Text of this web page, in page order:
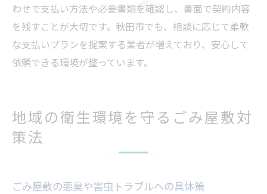
わせで支払い方法や必要書類を確認し、書面で契約内容
を残すことが大切です。秋田市でも、相談に応じて柔軟
な支払いプランを提案する業者が増えており、安心して
依頼できる環境が整っています。
地域の衛生環境を守るごみ屋敷対
策法
ごみ屋敷の悪臭や害虫トラブルへの具体策